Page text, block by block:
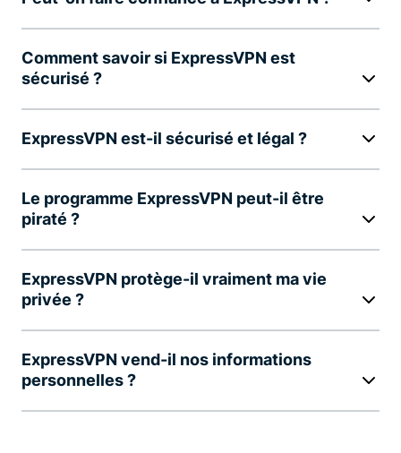
Comment savoir si ExpressVPN est
sécurisé ?
ExpressVPN est-il sécurisé et légal ?
Le programme ExpressVPN peut-il être
piraté ?
ExpressVPN protège-il vraiment ma vie
privée ?
ExpressVPN vend-il nos informations
personnelles ?